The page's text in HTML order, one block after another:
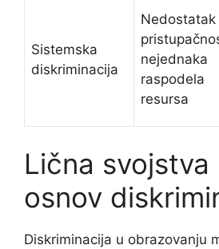
Sistemska
diskriminacija
Nedostatak
nejednaka
raspodela
resursa
Lična svojstva
osnov
Diskriminacija u obrazovanju